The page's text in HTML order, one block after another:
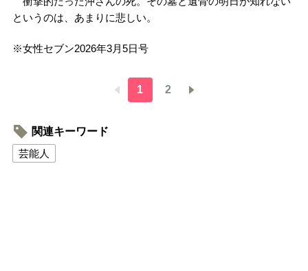
というのは、あまりに悲しい。
※女性セブン2026年3月5日号
1 2
関連キーワード
芸能人